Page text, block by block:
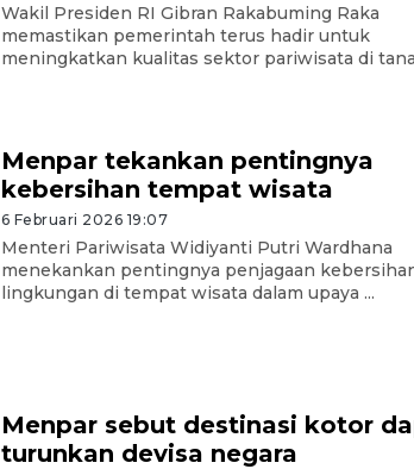
Wakil Presiden RI Gibran Rakabuming Raka
memastikan pemerintah terus hadir untuk
meningkatkan kualitas sektor pariwisata di
Menpar tekankan pentingnya
kebersihan tempat wisata
6 Februari 2026 19:07
Menteri Pariwisata Widiyanti Putri Wardhana
menekankan pentingnya penjagaan
lingkungan di tempat wisata dalam upaya ...
Menpar sebut destinasi kotor
turunkan devisa negara
Tiga matra TNI unjuk